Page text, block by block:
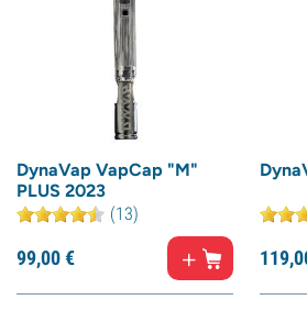
DynaVap VapCap "M"
PLUS 2023
(13)
99,00€ 119,